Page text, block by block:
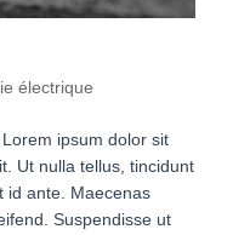
électrique
ipsum dolor sit
Ut nulla tellus, tincidunt
id ante. Maecenas
Suspendisse ut